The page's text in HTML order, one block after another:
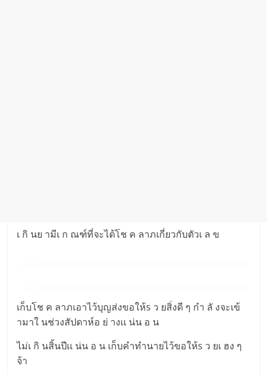
เ กิ นย ามีเ ก ณฑ์ที่จะได้โช ค ลาภเกี่ยวกับตัวเ ล ข
เก็บโช ค ลาภเอาไว้บุญส่งขอให้s ว ยสิ่งดี ๆ กำ ลั งจะเข้
ามาใ นช่วงสัปดาห์อ ย่ างเเ น่น อ น
ไม่เ กิ นสิ้นปีเเ น่น อ น เก็บคำทำนายไว้ขอให้s ว ยเ ฮง ๆ
จ้า